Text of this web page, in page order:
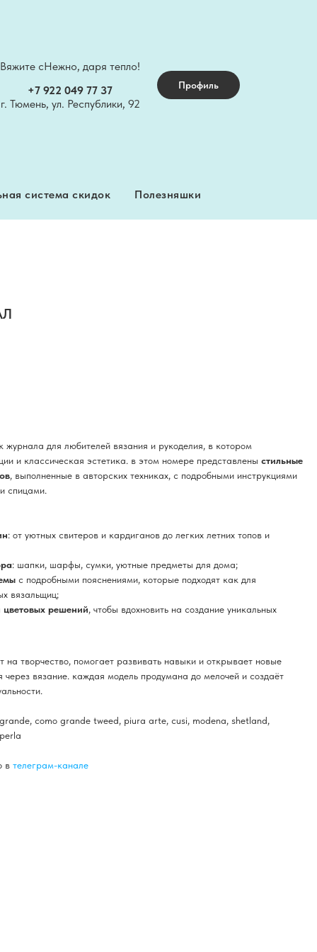
Вяжите сНежно, даря тепло!
+7 922 049 77 37
г. Тюмень, ул. Республики, 92
Профиль
система скидок Полезняшки
система скидок Полезняшки
журнала для любителей вязания и рукоделия, в котором
и классическая эстетика. в этом номере представлены стильные
, выполненные в авторских техниках, с подробными инструкциями
спицами.
: от уютных свитеров и кардиганов до легких летних топов и
: шапки, шарфы, сумки, уютные предметы для дома;
с подробными пояснениями, которые подходят как для
вязальщиц;
решений, чтобы вдохновить на создание уникальных
творчество, помогает развивать навыки и открывает новые
вязание. каждая модель продумана до мелочей и создаёт
como grande tweed, piura arte, cusi, modena, shetland,
в телеграм-канале